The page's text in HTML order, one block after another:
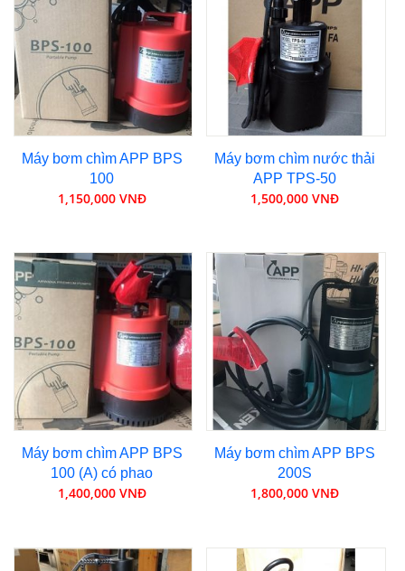
Máy bơm chìm APP BPS
100
1,150,000 VNĐ
Máy bơm chìm nước thải
APP TPS-50
1,500,000 VNĐ
Máy bơm chìm APP BPS
100 (A) có phao
1,400,000 VNĐ
Máy bơm chìm APP BPS
200S
1,800,000 VNĐ